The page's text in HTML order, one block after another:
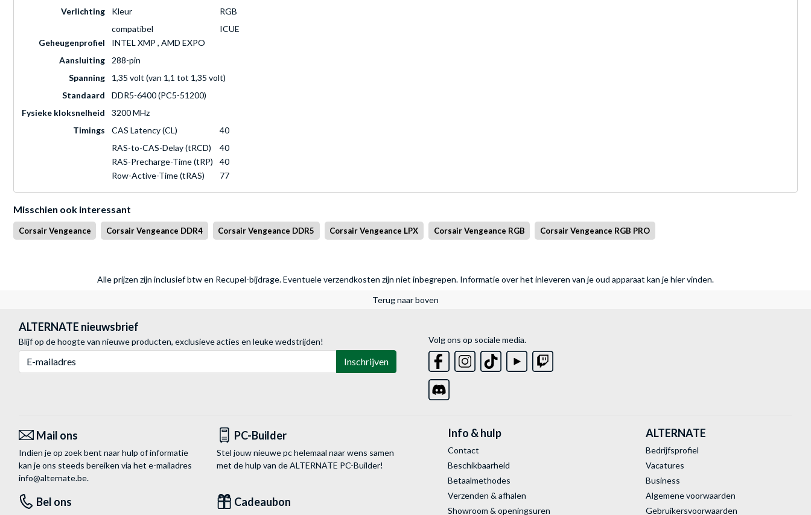
Verlichting
Kleur
RGB
compatibel
ICUE
Geheugenprofiel
INTEL XMP , AMD EXPO
Aansluiting
288-pin
Spanning
1,35 volt (van 1,1 tot 1,35 volt)
Standaard
DDR5-6400 (PC5-51200)
Fysieke kloksnelheid
3200 MHz
Timings
CAS Latency (CL)
40
RAS-to-CAS-Delay (tRCD)
40
RAS-Precharge-Time (tRP)
40
Row-Active-Time (tRAS)
77
Misschien ook interessant
Corsair Vengeance Corsair Vengeance DDR4 Corsair Vengeance DDR5 Corsair Vengeance LPX Corsair Vengeance RGB Corsair Vengeance RGB PRO
Alle prijzen zijn inclusief btw en Recupel-bijdrage. Eventuele verzendkosten zijn niet inbegrepen. Informatie over het inleveren van je oud apparaat kan je hier vinden.
Terug naar boven
ALTERNATE nieuwsbrief
Blijf op de hoogte van nieuwe producten, exclusieve acties en leuke wedstrijden!
Inschrijven
Volg ons op sociale media.
Mail ons
Indien je op zoek bent naar hulp of informatie
kan je ons steeds bereiken via het e-mailadres
info@alternate.be.
PC-Builder
Stel jouw nieuwe pc helemaal naar wens samen
met de hulp van de ALTERNATE PC-Builder!
Bel ons Cadeaubon
Info & hulp
Contact
Beschikbaarheid
Betaalmethodes
Verzenden & afhalen
Showroom & openingsuren
ALTERNATE
Bedrijfsprofiel
Vacatures
Business
Algemene voorwaarden
Gebruikersvoorwaarden